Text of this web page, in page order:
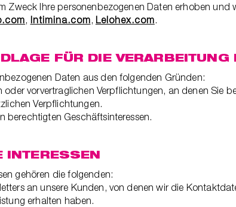
Zweck Ihre personenbezogenen Daten erhoben
, Intimina.com, Lelohex.com.
FÜR DIE
Daten aus den folgenden Gründen:
oder vorvertraglichen Verpflichtungen, an denen Sie
Verpflichtungen.
berechtigten Geschäftsinteressen.
INTERESSEN
gehören die folgenden:
an unsere Kunden, von denen wir die
erhalten haben.